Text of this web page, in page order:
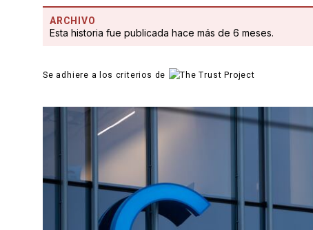
ARCHIVO
Esta historia fue publicada hace más de 6 meses.
Se adhiere a los criterios de